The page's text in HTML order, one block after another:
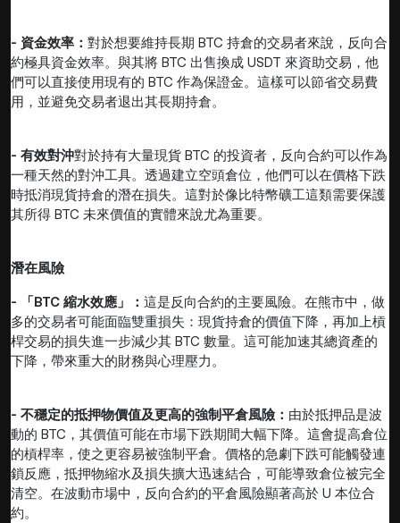
- 資金效率： 對於想要維持長期 BTC 持倉的交易者來說，反向合
約極具資金效率。與其將 BTC 出售換成 USDT 來資助交易，他
們可以直接使用現有的 BTC 作為保證金。這樣可以節省交易費
用，並避免交易者退出其長期持倉。
- 有效對沖對於持有大量現貨 BTC 的投資者，反向合約可以作為
一種天然的對沖工具。透過建立空頭倉位，他們可以在價格下跌
時抵消現貨持倉的潛在損失。這對於像比特幣礦工這類需要保護
其所得 BTC 未來價值的實體來說尤為重要。
潛在風險
- 「BTC 縮水效應」： 這是反向合約的主要風險。在熊市中，做
多的交易者可能面臨雙重損失：現貨持倉的價值下降，再加上槓
桿交易的損失進一步減少其 BTC 數量。這可能加速其總資產的
下降，帶來重大的財務與心理壓力。
- 不穩定的抵押物價值及更高的強制平倉風險： 由於抵押品是波
動的 BTC，其價值可能在市場下跌期間大幅下降。這會提高倉位
的槓桿率，使之更容易被強制平倉。價格的急劇下跌可能觸發連
鎖反應，抵押物縮水及損失擴大迅速結合，可能導致倉位被完全
清空。在波動市場中，反向合約的平倉風險顯著高於 U 本位合
約。